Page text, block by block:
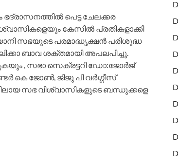
പെട്ട ചേലക്കര
കേസില്‍ പ്രതികളാക്കി
സഭയുടെ പരമാദ്ധൃക്ഷൻ പരിശുദ്ധ
ബാവ ശക്തമായി അപലപിച്ചു.
, സഭാ സെക്രട്ടറി ഡോ:ജോര്‍ജ്
കെ ജോൺ, ജിജു പി വർഗ്ഗീസ്
സഭ വിശ്വാസികളുടെ ബന്ധുക്കളെ